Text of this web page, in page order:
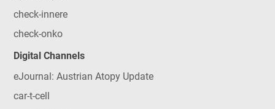
check-innere
check-onko
Digital Channels
eJournal: Austrian Atopy Update
car-t-cell